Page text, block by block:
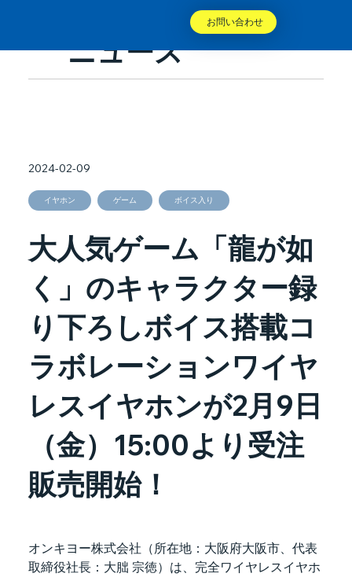
お問い合わせ
ニュース
大人気ゲーム「龍が如
く」のキャラクター録
り下ろしボイス搭載コ
ラボレーションワイヤ
レスイヤホンが2月9日
（金）15:00より受注
販売開始！
イヤホン ゲーム ボイス入り
2024-02-09
オンキヨー株式会社（所在地：大阪府大阪市、代表
取締役社長：大朏 宗徳）は、完全ワイヤレスイヤホ